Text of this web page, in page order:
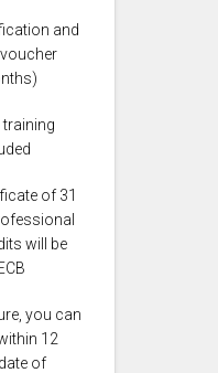
and
training
of 31
will be
you can
12
of